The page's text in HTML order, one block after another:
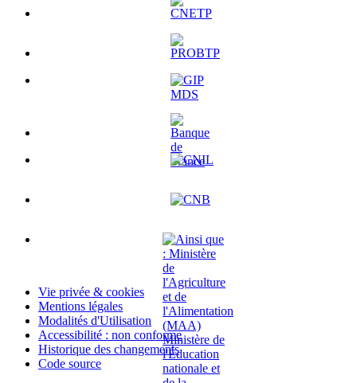
Vie privée & cookies
Mentions légales
Modalités d'Utilisation
Accessibilité : non conforme
Historique des changements
Code source